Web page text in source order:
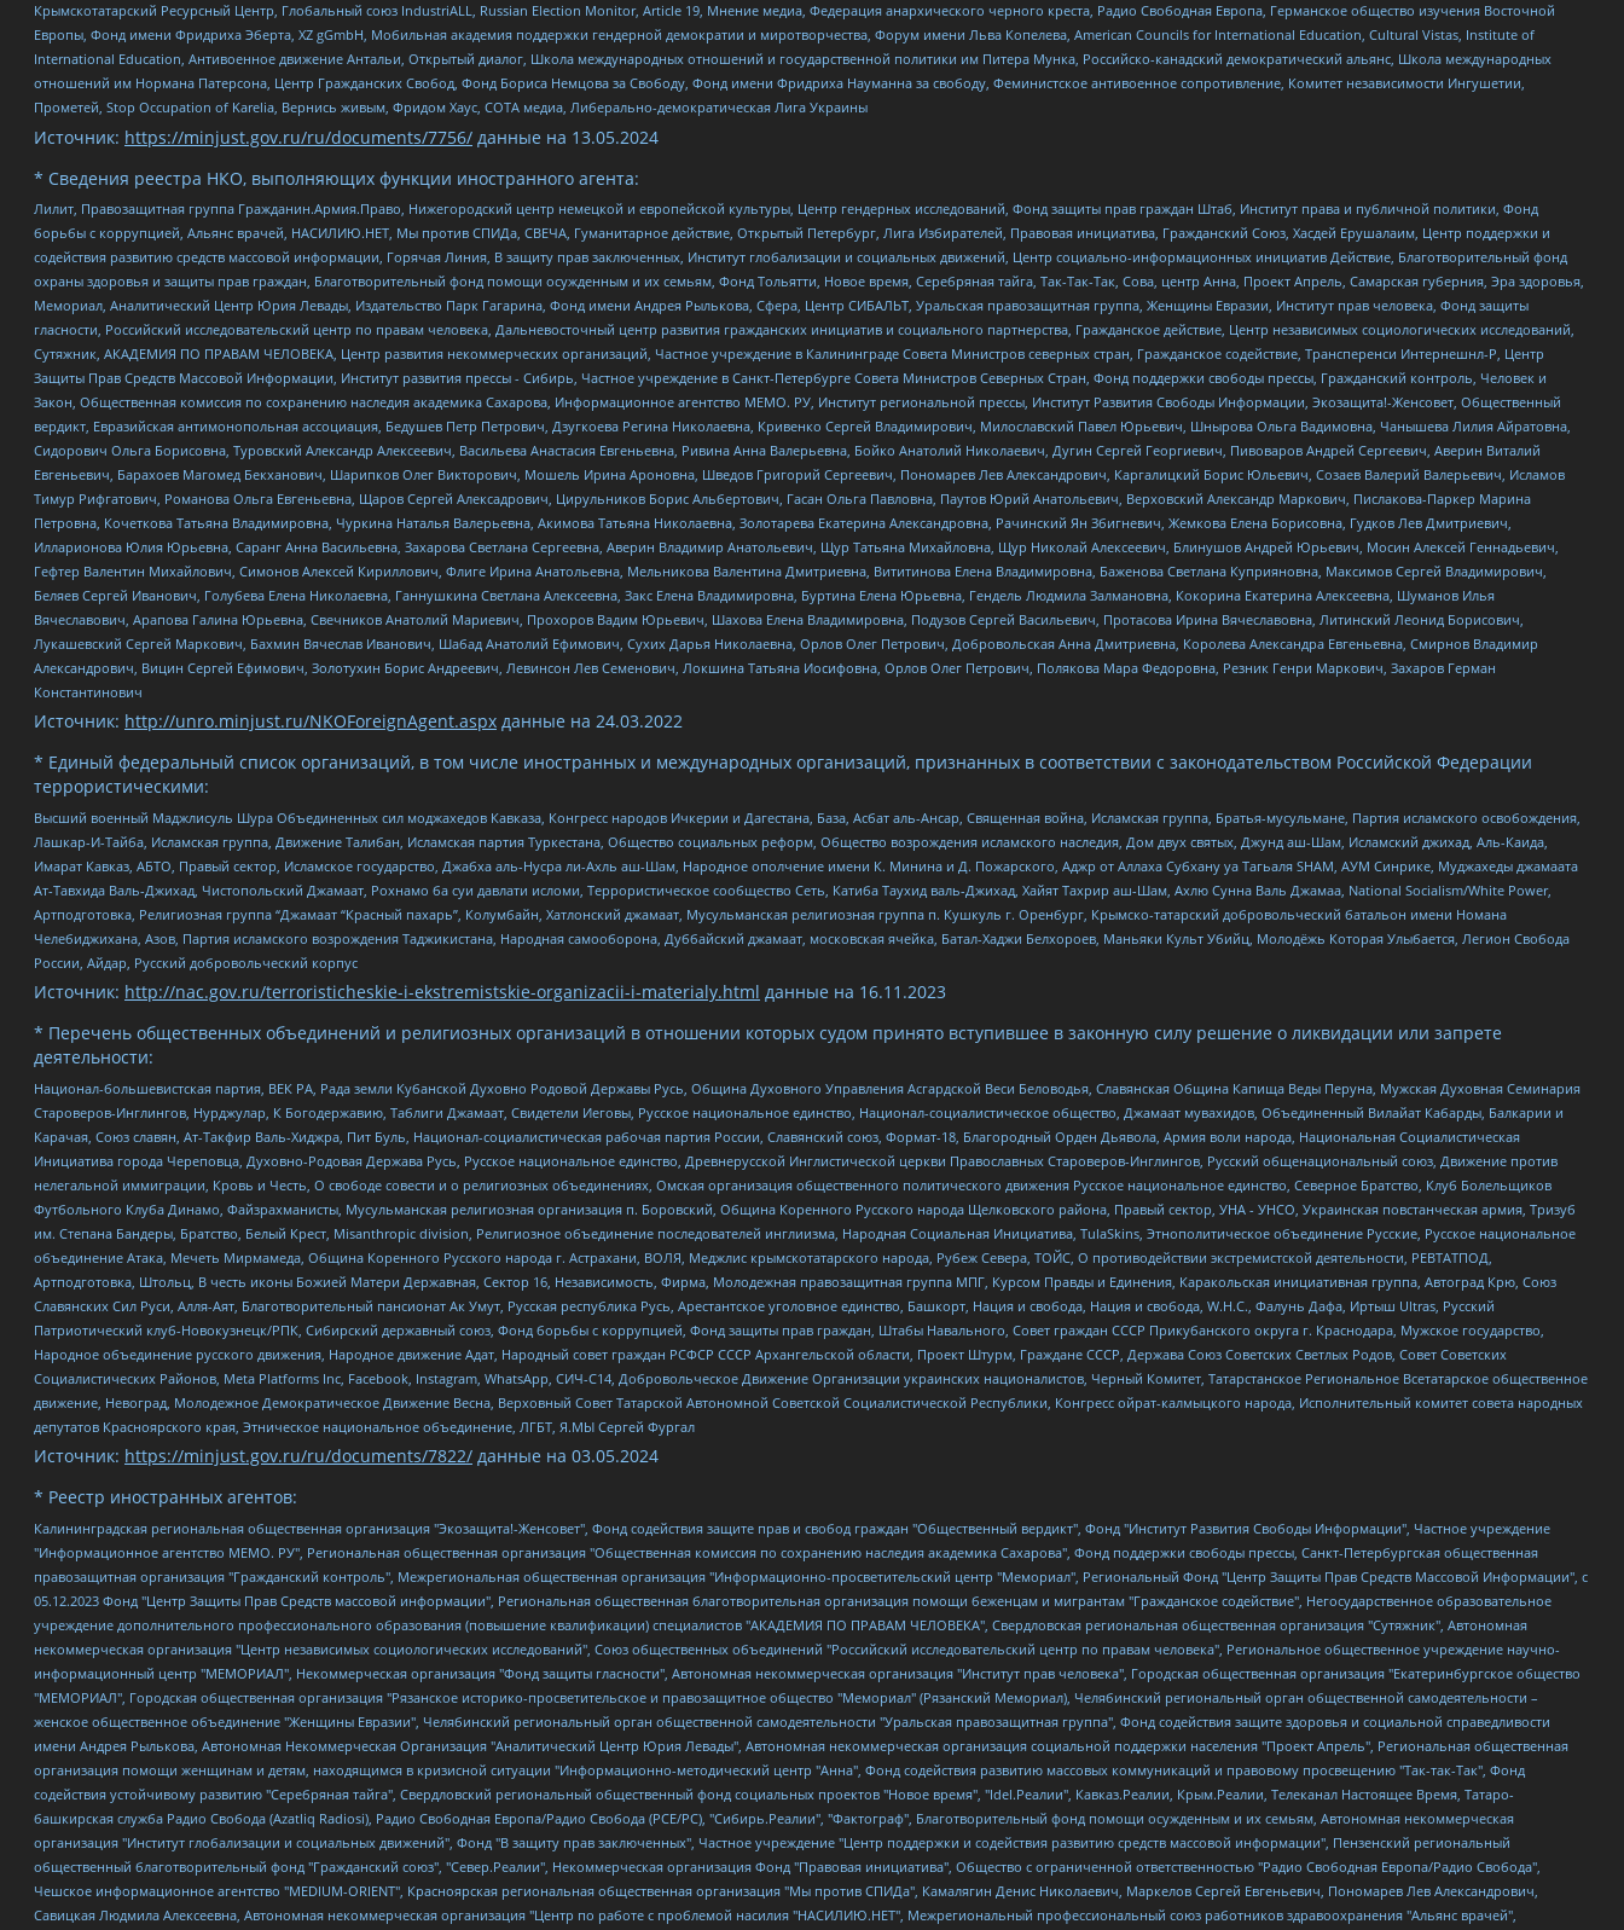
Крымскотатарский Ресурсный Центр, Глобальный союз IndustriALL, Russian Election Monitor, Article 19, Мнение медиа, Федерация анархического черного креста, Радио Свободная Европа, Германское общество изучения Восточной
Европы, Фонд имени Фридриха Эберта, XZ gGmbH, Мобильная академия поддержки гендерной демократии и миротворчества, Форум имени Льва Копелева, American Councils for International Education, Cultural Vistas, Institute of
International Education, Антивоенное движение Антальи, Открытый диалог, Школа международных отношений и государственной политики им Питера Мунка, Российско-канадский демократический альянс, Школа международных
отношений им Нормана Патерсона, Центр Гражданских Свобод, Фонд Бориса Немцова за Свободу, Фонд имени Фридриха Науманна за свободу, Феминистское антивоенное сопротивление, Комитет независимости Ингушетии,
Прометей, Stop Occupation of Karelia, Вернись живым, Фридом Хаус, СОТА медиа, Либерально-демократическая Лига Украины
Источник: https://minjust.gov.ru/ru/documents/7756/ данные на 13.05.2024
* Сведения реестра НКО, выполняющих функции иностранного агента:
Лилит, Правозащитная группа Гражданин.Армия.Право, Нижегородский центр немецкой и европейской культуры, Центр гендерных исследований, Фонд защиты прав граждан Штаб, Институт права и публичной политики, Фонд
борьбы с коррупцией, Альянс врачей, НАСИЛИЮ.НЕТ, Мы против СПИДа, СВЕЧА, Гуманитарное действие, Открытый Петербург, Лига Избирателей, Правовая инициатива, Гражданский Союз, Хасдей Ерушалаим, Центр поддержки и
содействия развитию средств массовой информации, Горячая Линия, В защиту прав заключенных, Институт глобализации и социальных движений, Центр социально-информационных инициатив Действие, Благотворительный фонд
охраны здоровья и защиты прав граждан, Благотворительный фонд помощи осужденным и их семьям, Фонд Тольятти, Новое время, Серебряная тайга, Так-Так-Так, Сова, центр Анна, Проект Апрель, Самарская губерния, Эра здоровья,
Мемориал, Аналитический Центр Юрия Левады, Издательство Парк Гагарина, Фонд имени Андрея Рылькова, Сфера, Центр СИБАЛЬТ, Уральская правозащитная группа, Женщины Евразии, Институт прав человека, Фонд защиты
гласности, Российский исследовательский центр по правам человека, Дальневосточный центр развития гражданских инициатив и социального партнерства, Гражданское действие, Центр независимых социологических исследований,
Сутяжник, АКАДЕМИЯ ПО ПРАВАМ ЧЕЛОВЕКА, Центр развития некоммерческих организаций, Частное учреждение в Калининграде Совета Министров северных стран, Гражданское содействие, Трансперенси Интернешнл-Р, Центр
Защиты Прав Средств Массовой Информации, Институт развития прессы - Сибирь, Частное учреждение в Санкт-Петербурге Совета Министров Северных Стран, Фонд поддержки свободы прессы, Гражданский контроль, Человек и
Закон, Общественная комиссия по сохранению наследия академика Сахарова, Информационное агентство МЕМО. РУ, Институт региональной прессы, Институт Развития Свободы Информации, Экозащита!-Женсовет, Общественный
вердикт, Евразийская антимонопольная ассоциация, Бедушев Петр Петрович, Дзугкоева Регина Николаевна, Кривенко Сергей Владимирович, Милославский Павел Юрьевич, Шнырова Ольга Вадимовна, Чанышева Лилия Айратовна,
Сидорович Ольга Борисовна, Туровский Александр Алексеевич, Васильева Анастасия Евгеньевна, Ривина Анна Валерьевна, Бойко Анатолий Николаевич, Дугин Сергей Георгиевич, Пивоваров Андрей Сергеевич, Аверин Виталий
Евгеньевич, Барахоев Магомед Бекханович, Шарипков Олег Викторович, Мошель Ирина Ароновна, Шведов Григорий Сергеевич, Пономарев Лев Александрович, Каргалицкий Борис Юльевич, Созаев Валерий Валерьевич, Исламов
Тимур Рифгатович, Романова Ольга Евгеньевна, Щаров Сергей Алексадрович, Цирульников Борис Альбертович, Гасан Ольга Павловна, Паутов Юрий Анатольевич, Верховский Александр Маркович, Пислакова-Паркер Марина
Петровна, Кочеткова Татьяна Владимировна, Чуркина Наталья Валерьевна, Акимова Татьяна Николаевна, Золотарева Екатерина Александровна, Рачинский Ян Збигневич, Жемкова Елена Борисовна, Гудков Лев Дмитриевич,
Илларионова Юлия Юрьевна, Саранг Анна Васильевна, Захарова Светлана Сергеевна, Аверин Владимир Анатольевич, Щур Татьяна Михайловна, Щур Николай Алексеевич, Блинушов Андрей Юрьевич, Мосин Алексей Геннадьевич,
Гефтер Валентин Михайлович, Симонов Алексей Кириллович, Флиге Ирина Анатольевна, Мельникова Валентина Дмитриевна, Вититинова Елена Владимировна, Баженова Светлана Куприяновна, Максимов Сергей Владимирович,
Беляев Сергей Иванович, Голубева Елена Николаевна, Ганнушкина Светлана Алексеевна, Закс Елена Владимировна, Буртина Елена Юрьевна, Гендель Людмила Залмановна, Кокорина Екатерина Алексеевна, Шуманов Илья
Вячеславович, Арапова Галина Юрьевна, Свечников Анатолий Мариевич, Прохоров Вадим Юрьевич, Шахова Елена Владимировна, Подузов Сергей Васильевич, Протасова Ирина Вячеславовна, Литинский Леонид Борисович,
Лукашевский Сергей Маркович, Бахмин Вячеслав Иванович, Шабад Анатолий Ефимович, Сухих Дарья Николаевна, Орлов Олег Петрович, Добровольская Анна Дмитриевна, Королева Александра Евгеньевна, Смирнов Владимир
Александрович, Вицин Сергей Ефимович, Золотухин Борис Андреевич, Левинсон Лев Семенович, Локшина Татьяна Иосифовна, Орлов Олег Петрович, Полякова Мара Федоровна, Резник Генри Маркович, Захаров Герман
Константинович
Источник: http://unro.minjust.ru/NKOForeignAgent.aspx данные на 24.03.2022
* Единый федеральный список организаций, в том числе иностранных и международных организаций, признанных в соответствии с законодательством Российской Федерации
террористическими:
Высший военный Маджлисуль Шура Объединенных сил моджахедов Кавказа, Конгресс народов Ичкерии и Дагестана, База, Асбат аль-Ансар, Священная война, Исламская группа, Братья-мусульмане, Партия исламского освобождения,
Лашкар-И-Тайба, Исламская группа, Движение Талибан, Исламская партия Туркестана, Общество социальных реформ, Общество возрождения исламского наследия, Дом двух святых, Джунд аш-Шам, Исламский джихад, Аль-Каида,
Имарат Кавказ, АБТО, Правый сектор, Исламское государство, Джабха аль-Нусра ли-Ахль аш-Шам, Народное ополчение имени К. Минина и Д. Пожарского, Аджр от Аллаха Субхану уа Тагьаля SHAM, АУМ Синрике, Муджахеды джамаата
Ат-Тавхида Валь-Джихад, Чистопольский Джамаат, Рохнамо ба суи давлати исломи, Террористическое сообщество Сеть, Катиба Таухид валь-Джихад, Хайят Тахрир аш-Шам, Ахлю Сунна Валь Джамаа, National Socialism/White Power,
Артподготовка, Религиозная группа “Джамаат “Красный пахарь”, Колумбайн, Хатлонский джамаат, Мусульманская религиозная группа п. Кушкуль г. Оренбург, Крымско-татарский добровольческий батальон имени Номана
Челебиджихана, Азов, Партия исламского возрождения Таджикистана, Народная самооборона, Дуббайский джамаат, московская ячейка, Батал-Хаджи Белхороев, Маньяки Культ Убийц, Молодёжь Которая Улыбается, Легион Свобода
России, Айдар, Русский добровольческий корпус
Источник: http://nac.gov.ru/terroristicheskie-i-ekstremistskie-organizacii-i-materialy.html данные на 16.11.2023
* Перечень общественных объединений и религиозных организаций в отношении которых судом принято вступившее в законную силу решение о ликвидации или запрете
деятельности:
Национал-большевистская партия, ВЕК РА, Рада земли Кубанской Духовно Родовой Державы Русь, Община Духовного Управления Асгардской Веси Беловодья, Славянская Община Капища Веды Перуна, Мужская Духовная Семинария
Староверов-Инглингов, Нурджулар, К Богодержавию, Таблиги Джамаат, Свидетели Иеговы, Русское национальное единство, Национал-социалистическое общество, Джамаат мувахидов, Объединенный Вилайат Кабарды, Балкарии и
Карачая, Союз славян, Ат-Такфир Валь-Хиджра, Пит Буль, Национал-социалистическая рабочая партия России, Славянский союз, Формат-18, Благородный Орден Дьявола, Армия воли народа, Национальная Социалистическая
Инициатива города Череповца, Духовно-Родовая Держава Русь, Русское национальное единство, Древнерусской Инглистической церкви Православных Староверов-Инглингов, Русский общенациональный союз, Движение против
нелегальной иммиграции, Кровь и Честь, О свободе совести и о религиозных объединениях, Омская организация общественного политического движения Русское национальное единство, Северное Братство, Клуб Болельщиков
Футбольного Клуба Динамо, Файзрахманисты, Мусульманская религиозная организация п. Боровский, Община Коренного Русского народа Щелковского района, Правый сектор, УНА - УНСО, Украинская повстанческая армия, Тризуб
им. Степана Бандеры, Братство, Белый Крест, Misanthropic division, Религиозное объединение последователей инглиизма, Народная Социальная Инициатива, TulaSkins, Этнополитическое объединение Русские, Русское национальное
объединение Атака, Мечеть Мирмамеда, Община Коренного Русского народа г. Астрахани, ВОЛЯ, Меджлис крымскотатарского народа, Рубеж Севера, ТОЙС, О противодействии экстремистской деятельности, РЕВТАТПОД,
Артподготовка, Штольц, В честь иконы Божией Матери Державная, Сектор 16, Независимость, Фирма, Молодежная правозащитная группа МПГ, Курсом Правды и Единения, Каракольская инициативная группа, Автоград Крю, Союз
Славянских Сил Руси, Алля-Аят, Благотворительный пансионат Ак Умут, Русская республика Русь, Арестантское уголовное единство, Башкорт, Нация и свобода, Нация и свобода, W.H.С., Фалунь Дафа, Иртыш Ultras, Русский
Патриотический клуб-Новокузнецк/РПК, Сибирский державный союз, Фонд борьбы с коррупцией, Фонд защиты прав граждан, Штабы Навального, Совет граждан СССР Прикубанского округа г. Краснодара, Мужское государство,
Народное объединение русского движения, Народное движение Адат, Народный совет граждан РСФСР СССР Архангельской области, Проект Штурм, Граждане СССР, Держава Союз Советских Светлых Родов, Совет Советских
Социалистических Районов, Meta Platforms Inc, Facebook, Instagram, WhatsApp, СИЧ-С14, Добровольческое Движение Организации украинских националистов, Черный Комитет, Татарстанское Региональное Всетатарское общественное
движение, Невоград, Молодежное Демократическое Движение Весна, Верховный Совет Татарской Автономной Советской Социалистической Республики, Конгресс ойрат-калмыцкого народа, Исполнительный комитет совета народных
депутатов Красноярского края, Этническое национальное объединение, ЛГБТ, Я.МЫ Сергей Фургал
Источник: https://minjust.gov.ru/ru/documents/7822/ данные на 03.05.2024
* Реестр иностранных агентов:
Калининградская региональная общественная организация "Экозащита!-Женсовет", Фонд содействия защите прав и свобод граждан "Общественный вердикт", Фонд "Институт Развития Свободы Информации", Частное учреждение "Информационное агентство МЕМО. РУ", Региональная общественная организация "Общественная комиссия по сохранению наследия академика Сахарова", Фонд поддержки свободы прессы, Санкт-Петербургская общественная правозащитная организация "Гражданский контроль", Межрегиональная общественная организация "Информационно-просветительский центр "Мемориал", Региональный Фонд "Центр Защиты Прав Средств Массовой Информации", с 05.12.2023 Фонд "Центр Защиты Прав Средств массовой информации", Региональная общественная благотворительная организация помощи беженцам и мигрантам "Гражданское содействие", Негосударственное образовательное учреждение дополнительного профессионального образования (повышение квалификации) специалистов "АКАДЕМИЯ ПО ПРАВАМ ЧЕЛОВЕКА", Свердловская региональная общественная организация "Сутяжник", Автономная некоммерческая организация "Центр независимых социологических исследований", Союз общественных объединений "Российский исследовательский центр по правам человека", Региональное общественное учреждение научно-информационный центр "МЕМОРИАЛ", Некоммерческая организация "Фонд защиты гласности", Автономная некоммерческая организация "Институт прав человека", Городская общественная организация "Екатеринбургское общество "МЕМОРИАЛ", Городская общественная организация "Рязанское историко-просветительское и правозащитное общество "Мемориал" (Рязанский Мемориал), Челябинский региональный орган общественной самодеятельности – женское общественное объединение "Женщины Евразии", Челябинский региональный орган общественной самодеятельности "Уральская правозащитная группа", Фонд содействия защите здоровья и социальной справедливости имени Андрея Рылькова, Автономная Некоммерческая Организация "Аналитический Центр Юрия Левады", Автономная некоммерческая организация социальной поддержки населения "Проект Апрель", Региональная общественная организация помощи женщинам и детям, находящимся в кризисной ситуации "Информационно-методический центр "Анна", Фонд содействия развитию массовых коммуникаций и правовому просвещению "Так-так-Так", Фонд содействия устойчивому развитию "Серебряная тайга", Свердловский региональный общественный фонд социальных проектов "Новое время", "Idel.Реалии", Кавказ.Реалии, Крым.Реалии, Телеканал Настоящее Время, Татаро-башкирская служба Радио Свобода (Azatliq Radiosi), Радио Свободная Европа/Радио Свобода (PCE/PC), "Сибирь.Реалии", "Фактограф", Благотворительный фонд помощи осужденным и их семьям, Автономная некоммерческая организация "Институт глобализации и социальных движений", Фонд "В защиту прав заключенных", Частное учреждение "Центр поддержки и содействия развитию средств массовой информации", Пензенский региональный общественный благотворительный фонд "Гражданский союз", "Север.Реалии", Некоммерческая организация Фонд "Правовая инициатива", Общество с ограниченной ответственностью "Радио Свободная Европа/Радио Свобода", Чешское информационное агентство "MEDIUM-ORIENT", Красноярская региональная общественная организация "Мы против СПИДа", Камалягин Денис Николаевич, Маркелов Сергей Евгеньевич, Пономарев Лев Александрович, Савицкая Людмила Алексеевна, Автономная некоммерческая организация "Центр по работе с проблемой насилия "НАСИЛИЮ.НЕТ", Межрегиональный профессиональный союз работников здравоохранения "Альянс врачей", Юридическое лицо, зарегистрированное в Латвийской Республике, SIA "Medusa Project" (регистрационный номер 40103797863, дата регистрации 10.06.2014), Некоммерческая организация "Фонд по борьбе с коррупцией", Автономная некоммерческая организация "Институт права и публичной политики", Баданин Роман Сергеевич, Гликин Максим Александрович, Железнова Мария Михайловна, Лукьянова Юлия Сергеевна, Маетная Елизавета Витальевна, Маняхин Петр Борисович, Чуракова Ольга Владимировна, Ярош Юлия Петровна, Юридическое лицо "The Insider SIA", зарегистрированное в Риге, Латвийская Республика (дата регистрации 26.06.2015), являющееся администратором доменного имени интернет-издания "The Insider SIA", https://theins.ru, Постернак Алексей Евгеньевич, Рубин Михаил Аркадьевич, Анин Роман Александрович, Юридическое лицо Istories fonds, зарегистрированное в Латвийской Республике (регистрационный номер 50008295751, дата регистрации 24.02.2020), Великовский Дмитрий Александрович, Долинина Ирина Николаевна, Мароховская Алеся Алексеевна, Шлейнов Роман Юрьевич, Шмагун Олеся Валентиновна, Общество с ограниченной ответственностью "Альтаир 2021", Общество с ограниченной ответственностью "Вега 2021", Общество с ограниченной ответственностью "Главный редактор 2021", Общество с ограниченной ответственностью "Ромашки монолит", Важенков Артем Валерьевич, Ивановская областная общественная организация "Центр гендерных исследований", Гурман Юрий Альбертович, Медиапроект "ОВД-Инфо", Егоров Владимир Владимирович, Жилинский Владимир Александрович, Общество с ограниченной ответственностью "ЗП", Иванова София Юрьевна, Карезина Инна Павловна, Кильтау Екатерина Викторовна, Петров Алексей Викторович, Пискунов Сергей Евгеньевич, Смирнов Сергей Сергеевич, Тихонов Михаил Сергеевич, Общество с ограниченной ответственностью "ЖУРНАЛИСТ-ИНОСТРАННЫЙ АГЕНТ", Арапова Галина Юрьевна, Вольтская Татьяна Анатольевна, Американская компания "Mason G.E.S. Anonymous Foundation" (США), являющаяся владельцем интернет-издания https://mnews.world/, Компания "Stichting Bellingcat", зарегистрированная в Нидерландах (дата регистрации 11.07.2018), Захаров Андрей Вячеславович, Клепиковская Екатерина Дмитриевна, Общество с ограниченной ответственностью "МЕМО", Перл Роман Александрович, Симонов Евгений Алексеевич, Соловьева Елена Анатольевна, Сотников Даниил Владимирович, Сурначева Елизавета Дмитриевна, Автономная некоммерческая организация по защите прав человека и информированию населения "Якутия – Наше Мнение", Общество с ограниченной ответственностью "Москоу диджитал медиа", с 26.01.2023 Общество с ограниченной ответственностью "Чайка Белые сады", Ветошкина Валерия Валерьевна, Заговора Максим Александрович, Межрегиональное общественное движение "Российская ЛГБТ - сеть", Оленичев Максим Владимирович, Павлов Иван Юрьевич, Скворцова Елена Сергеевна, Общество с ограниченной ответственностью "Как бы инагент", Кочетков Игорь Викторович, Общество с ограниченной ответственностью "Честные выборы", Еланчик Олег Александрович, Общество с ограниченной ответственностью "Нобелевский призыв", Гималова Регина Эмилевна, Григорьев Андрей Валерьевич, Григорьева Алина Александровна, Ассоциация по содействию защите прав призывников, альтернативнослужащих и военнослужащих "Правозащитная группа "Гражданин.Армия.Право", Хисамова Регина Фаритовна, Автономная некоммерческая организация по реализации социально-правовых программ "Лилит", Дальневосточное общественное движение "Маяк", Санкт-Петербургская ЛГБТ-инициативная группа "Выход", Инициативная группа ЛГБТ+ "Реверс", Алексеев Андрей Викторович, Бекбулатова Таисия Львовна, Беляев Иван Михайлович, Владыкина Елена Сергеевна, Гельман Марат Александрович, Никульшина Вероника Юрьевна, Толоконникова Надежда Андреевна, Шендерович Виктор Анатольевич, Общество с ограниченной ответственностью "Данное сообщение", Общество с ограниченной ответственностью Издательский дом "Новая глава", Айнбиндер Александра Александровна, Московский комьюнити-центр для ЛГБТ+инициатив, Благотворительный фонд развития филантропии, Deutsche Welle (Германия, Kurt-Schumacher-Strasse 3, 53113 Bonn), Борзунова Мария Михайловна, Воробьев Виктор Викторович, Голубева Анна Львовна, Константинова Алла Михайловна, Малкова Ирина Владимировна, Мурадов Мурад Абдулгалимович, Осетинская Елизавета Николаевна, Понасенков Евгений Николаевич, Ганапольский Матвей Юрьевич, Киселев Евгений Алексеевич, Борухович Ирина Григорьевна, Дремин Иван Тимофеевич, Дубровский Дмитрий Викторович, Красноярская региональная общественная организация поддержки и развития альтернативных образовательных технологий и межкультурных коммуникаций "ИНТЕРРА", Маяковская Екатерина Алексеевна, Фейгин Марк Захарович, Филимонов Андрей Викторович, Дзугкоева Регина Николаевна, Доброхотов Роман Александрович, Дудь Юрий Александрович, Елкин Сергей Владимирович, Кругликов Кирилл Игоревич, Сабунаева Мария Леонидовна, Семенов Алексей Владимирович, Шаинян Карен Багратович, Шульман Екатерина Михайловна, Асафьев Артур Валерьевич, Вахштайн Виктор Семенович, Венедиктов Алексей Алексеевич, Лушникова Екатерина Евгеньевна, Волков Леонид Михайлович, Невзоров Александр Глебович, Пархоменко Сергей Борисович, Сироткин Ярослав Николаевич, Кара-Мурза Владимир Владимирович, Баранова Наталья Владимировна, Гозман Леонид Яковлевич, Кагарлицкий Борис Юльевич, Климарев Михаил Валерьевич, Милов Владимир Станиславович, Автономная некоммерческая организация Краснодарский центр современного искусства "Типография", Моргенштерн Алишер Тагирович, Соболь Любовь Эдуардовна, Общество с ограниченной ответственностью "ЛИЗА НОРМ", Каспаров Гарри Кимович, Ходорковский Михаил Борисович, Общество с ограниченной ответственностью "Апрельские тезисы", Данилович Ирина Брониславовна, Кашин Олег Владимирович, Петров Николай Владимирович, Пивоваров Алексей Владимирович, Соколов Михаил Владимирович, Цветкова Юлия Владимировна, Чичваркин Евгений Александрович, Комитет против пыток/Команда против пыток, Общество с ограниченной ответственностью "Первый научный", Общество с ограниченной ответственностью "Вертолет и ко", Белоцерковская Вероника Борисовна, Кац Максим Евгеньевич, Лазарева Татьяна Юрьевна, Шаведдинов Руслан Табризович, Яшин Илья Валерьевич, Общество с ограниченной ответственностью "Иноагент ААВ", Алешковский Дмитрий Петрович, Альбац Евгения Марковна, Быков Дмитрий Львович, Галямина Юлия Евгеньевна, Лойко Сергей Леонидович, Мартынов Кирилл Константинович, Медведев Сергей Александрович, Крашенинников Федор Геннадиевич, Гордеева Катерина Вл